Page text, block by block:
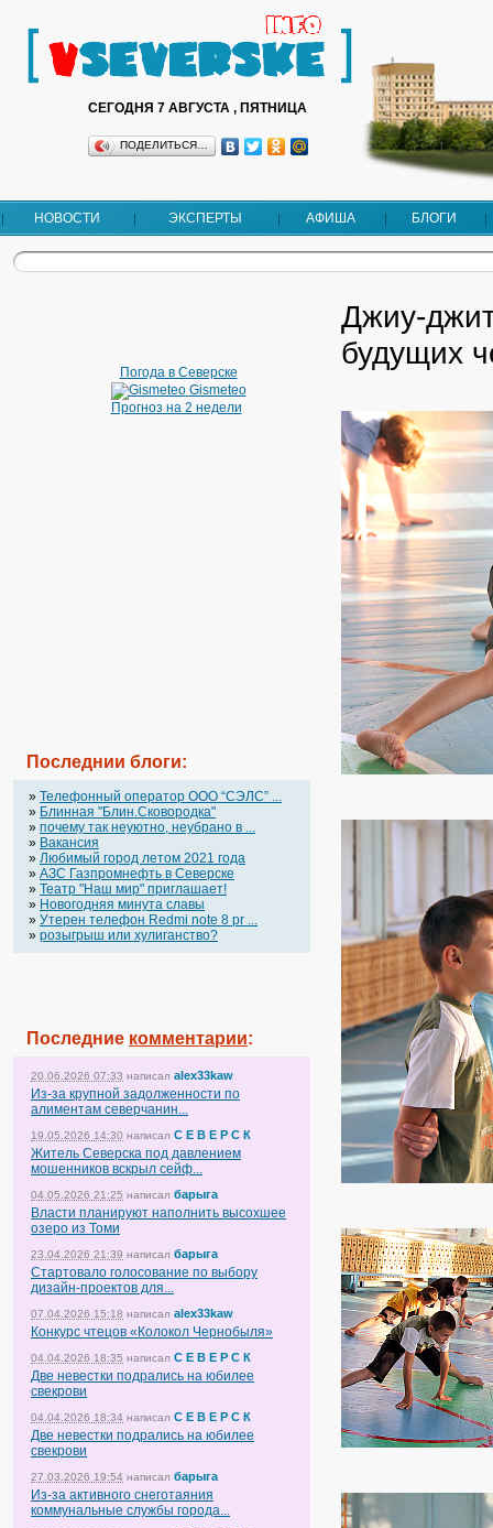
СЕГОДНЯ 7 АВГУСТА , ПЯТНИЦА
ПОДЕЛИТЬСЯ…
НОВОСТИ ЭКСПЕРТЫ АФИША БЛОГИ
Погода в Северске
Gismeteo
Прогноз на 2 недели
Последнии блоги:
» Телефонный оператор OOO “СЭЛС” ...
» Блинная "Блин.Сковородка"
» почему так неуютно, неубрано в ...
» Вакансия
» Любимый город летом 2021 года
» АЗС Газпромнефть в Северске
» Театр "Наш мир" приглашает!
» Новогодняя минута славы
» Утерен телефон Redmi note 8 pr ...
» розыгрыш или хулиганство?
Последние комментарии:
20.06.2026 07:33 написал alex33kaw
Из-за крупной задолженности по
алиментам северчанин...
19.05.2026 14:30 написал С Е В Е Р С К
Житель Северска под давлением
мошенников вскрыл сейф...
04.05.2026 21:25 написал барыга
Власти планируют наполнить высохшее
озеро из Томи
23.04.2026 21:39 написал барыга
Стартовало голосование по выбору
дизайн-проектов для...
07.04.2026 15:18 написал alex33kaw
Конкурс чтецов «Колокол Чернобыля»
04.04.2026 18:35 написал С Е В Е Р С К
Две невестки подрались на юбилее
свекрови
04.04.2026 18:34 написал С Е В Е Р С К
Две невестки подрались на юбилее
свекрови
27.03.2026 19:54 написал барыга
Из-за активного снеготаяния
коммунальные службы города...
Джиу-
будущих